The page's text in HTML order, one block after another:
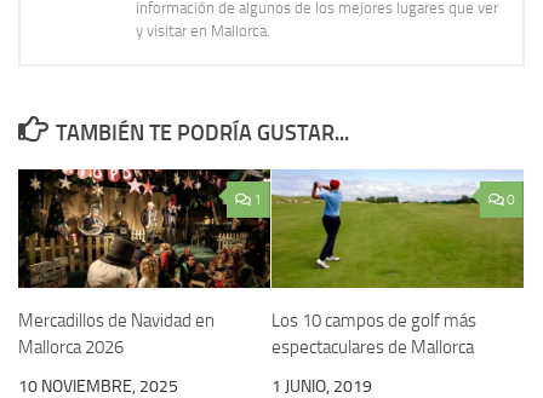
información de algunos de los mejores lugares que ver
y visitar en Mallorca.
TAMBIÉN TE PODRÍA GUSTAR...
1
Mercadillos de Navidad en
Mallorca 2026
10 NOVIEMBRE, 2025
0
Los 10 campos de golf más
espectaculares de Mallorca
1 JUNIO, 2019